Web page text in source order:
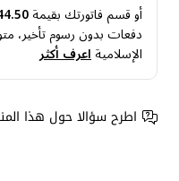
أو قسم فاتورتك بقيمة44.50
دفعات بدون رسوم تأخير،
الإسلاميةاعرف أكثر
اطرح سؤالا حول هذا